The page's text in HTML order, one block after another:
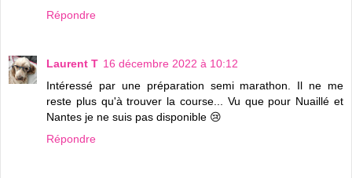
Répondre
Laurent T 16 décembre 2022 à 10:12
Intéressé par une préparation semi marathon. Il ne me
reste plus qu'à trouver la course... Vu que pour Nuaillé et
Nantes je ne suis pas disponible 😢
Répondre